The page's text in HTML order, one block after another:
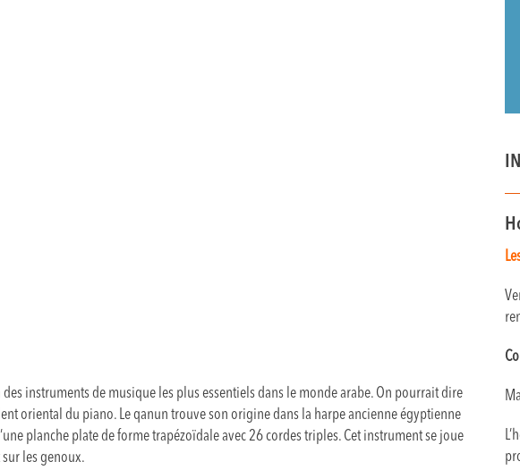
des instruments de musique les plus essentiels dans le monde arabe. On pourrait dire
oriental du piano. Le qanun trouve son origine dans la harpe ancienne égyptienne
planche plate de forme trapézoïdale avec 26 cordes triples. Cet instrument se joue
les genoux.